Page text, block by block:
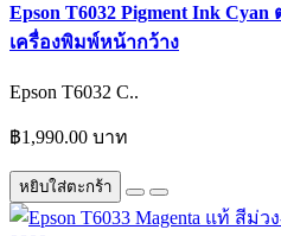
Epson T6032 Pigment Ink
เครื่องพิมพ์หน้ากว้าง
Epson T6032 C..
฿1,990.00 บาท
หยิบใส่ตะกร้า